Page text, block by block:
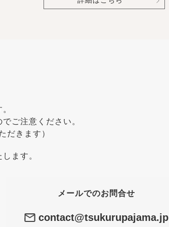
ご注意ください。
だきます）
ます。
メールでのお問合せ
contact@tsukurupajama.jp